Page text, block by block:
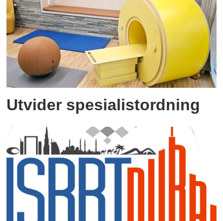
Utvider spesialistordning